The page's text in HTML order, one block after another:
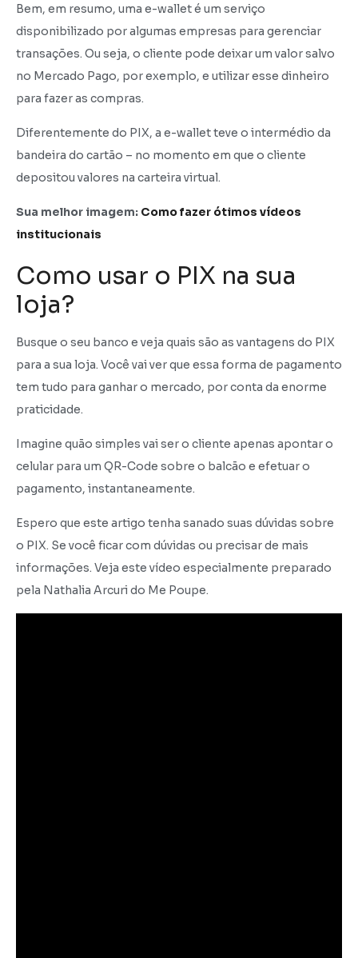
Bem, em resumo, uma e-wallet é um serviço
disponibilizado por algumas empresas para gerenciar
transações. Ou seja, o cliente pode deixar um valor salvo
no Mercado Pago, por exemplo, e utilizar esse dinheiro
para fazer as compras.
Diferentemente do PIX, a e-wallet teve o intermédio da
bandeira do cartão – no momento em que o cliente
depositou valores na carteira virtual.
Sua melhor imagem: Como fazer ótimos vídeos
institucionais
Como usar o PIX na sua
loja?
Busque o seu banco e veja quais são as vantagens do PIX
para a sua loja. Você vai ver que essa forma de pagamento
tem tudo para ganhar o mercado, por conta da enorme
praticidade.
Imagine quão simples vai ser o cliente apenas apontar o
celular para um QR-Code sobre o balcão e efetuar o
pagamento, instantaneamente.
Espero que este artigo tenha sanado suas dúvidas sobre
o PIX. Se você ficar com dúvidas ou precisar de mais
informações. Veja este vídeo especialmente preparado
pela Nathalia Arcuri do Me Poupe.